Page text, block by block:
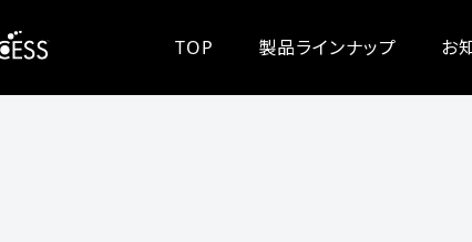
TOP 製品ラインナップ お